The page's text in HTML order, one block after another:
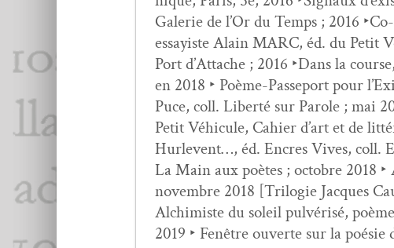
Galerie de l’Or du Temps ; 2016
essay­iste Alain MARC, éd. du Petit
Port d’Attache ; 2016 ‣Dans la
en 2018 ‣ Poème-Passe­port pour
Puce, coll. Lib­erté sur Parole ; mai
Petit Véhicule, Cahi­er d’art et de
Hurlevent…, éd. Encres Vives, coll.
La Main aux poètes ; octo­bre 2018
novem­bre 2018 [Trilo­gie Jacques
Alchimiste du soleil pul­vérisé,
2019 ‣ Fenêtre ouverte sur la